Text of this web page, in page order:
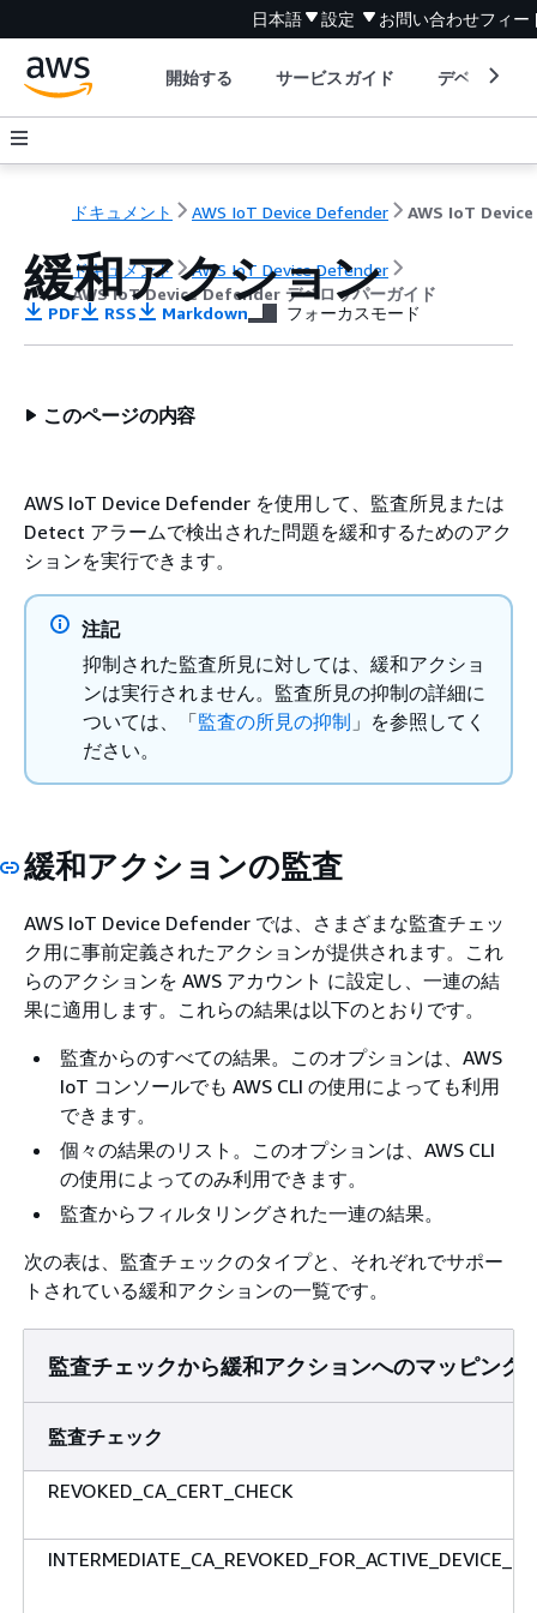
日本語 設定 お問い合わせフィー
開始する サービスガイド デベロッパ
ドキュメント AWS IoT Device Defender
ドキュメント
AWS IoT Device Defender
AWS IoT Device Defender デベロッパーガイド
緩和アクション
PDF RSS Markdown フォーカスモード
このページの内容
AWS IoT Device Defender を使用して、監査所見または
Detect アラームで検出された問題を緩和するためのアク
ションを実行できます。
注記
抑制された監査所見に対しては、緩和アクショ
ンは実行されません。監査所見の抑制の詳細に
ついては、「監査の所見の抑制 」を参照してく
ださい。
緩和アクションの監査
AWS IoT Device Defender では、さまざまな監査チェッ
ク用に事前定義されたアクションが提供されます。これ
らのアクションを AWS アカウント に設定し、一連の結
果に適用します。これらの結果は以下のとおりです。
監査からのすべての結果。このオプションは、AWS
IoT コンソールでも AWS CLI の使用によっても利用
できます。
個々の結果のリスト。このオプションは、AWS CLI
の使用によってのみ利用できます。
監査からフィルタリングされた一連の結果。
次の表は、監査チェックのタイプと、それぞれでサポー
トされている緩和アクションの一覧です。
監査チェックから緩和アクションへのマッピング
監査チェック
REVOKED_CA_CERT_CHECK